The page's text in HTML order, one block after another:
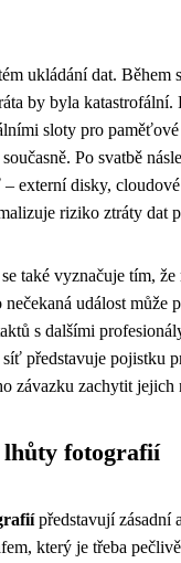
ukládání dat. Během
by byla katastrofální.
sloty pro
Po svatbě
externí disky,
riziko ztráty dat
také vyznačuje tím,
událost může
s dalšími
představuje pojistku
závazku zachytit jejich
lhůty fotografií
představují zásadní
který je třeba